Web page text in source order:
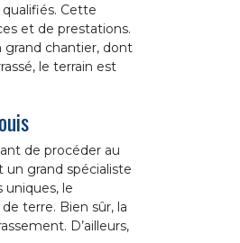
Cette
et de prestations.
chantier, dont
le terrain est
de procéder au
un grand spécialiste
le
terre. Bien sûr, la
D’ailleurs,